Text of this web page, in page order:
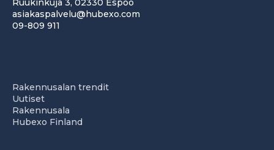
Ruukinkuja 3, 02330 Espoo
asiakaspalvelu@hubexo.com
09-809 911
Rakennusalan trendit
Uutiset
Rakennusala
Hubexo Finland